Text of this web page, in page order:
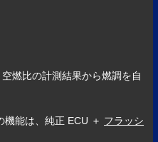
燃比の計測結果から燃調を自
能は、純正 ECU ＋ フラッシ